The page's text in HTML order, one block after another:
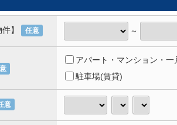
】 任意 ～
アパート・マンション・一
駐車場(賃貸)
意